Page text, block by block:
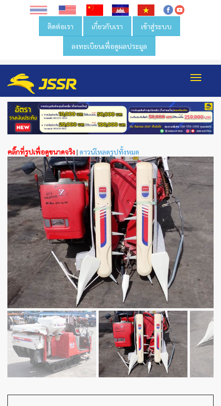
ติดต่อเรา เกี่ยวกับเรา เข้าสู่ระบบ
ลงทะเบียนเพื่อดูผลประมูล
คลิ๊กที่รูปเพื่อดูขนาดจริง| ดาวน์โหลดรูปทั้งหมด